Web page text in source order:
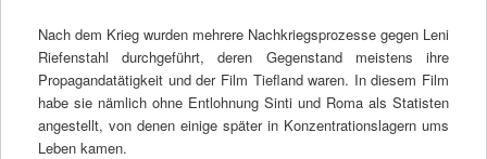
Nach dem Krieg wurden mehrere Nachkriegsprozesse gegen Leni
Riefenstahl durchgeführt, deren Gegenstand meistens ihre
Propagandatätigkeit und der Film Tiefland waren. In diesem Film
habe sie nämlich ohne Entlohnung Sinti und Roma als Statisten
angestellt, von denen einige später in Konzentrationslagern ums
Leben kamen.